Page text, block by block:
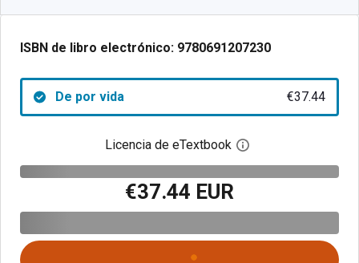
ISBN de libro electrónico: 9780691207230
De por vida €37.44
Licencia de eTextbook Abre el cuadro de
€37.44 EUR